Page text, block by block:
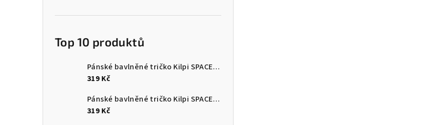
Top 10 produktů
Pánské bavlněné tričko Kilpi SPACER-M
319 Kč
Pánské bavlněné tričko Kilpi SPACER-M
319 Kč